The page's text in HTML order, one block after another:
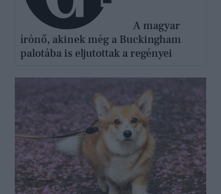
A magyar
írónő, akinek még a Buckingham
palotába is eljutottak a regényei